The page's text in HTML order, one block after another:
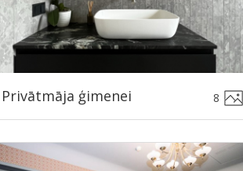
Privātmāja ģimenei 8